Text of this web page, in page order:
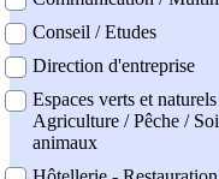
Conseil / Etudes
Direction d'entreprise
Espaces verts et
Agriculture / Pêche /
animaux